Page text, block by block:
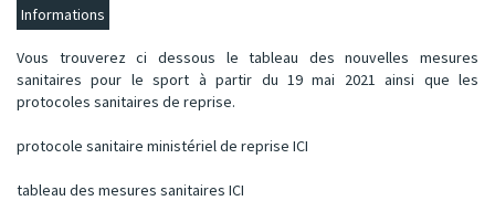
Informations
Vous trouverez ci dessous le tableau des nouvelles mesures
sanitaires pour le sport à partir du 19 mai 2021 ainsi que les
protocoles sanitaires de reprise.
protocole sanitaire ministériel de reprise ICI
tableau des mesures sanitaires ICI